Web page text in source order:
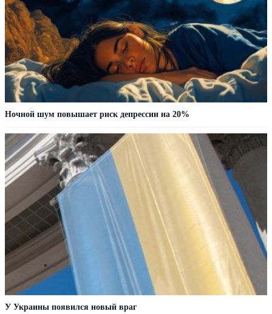
Ночной шум повышает риск депрессии на 20%
У Украины появился новый враг